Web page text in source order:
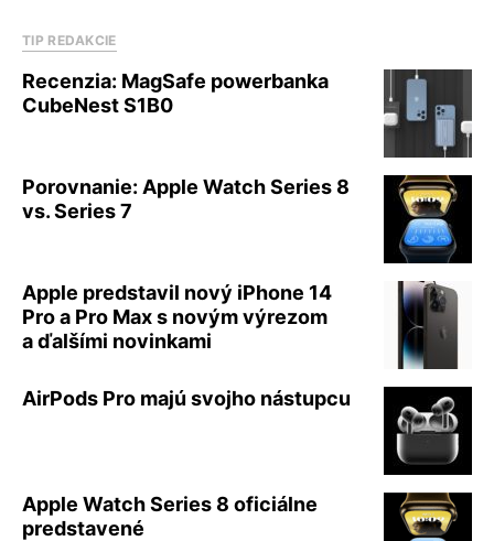
TIP REDAKCIE
Recenzia: MagSafe powerbanka
CubeNest S1B0
Porovnanie: Apple Watch Series 8
vs. Series 7
Apple predstavil nový iPhone 14
Pro a Pro Max s novým výrezom
a ďalšími novinkami
AirPods Pro majú svojho nástupcu
Apple Watch Series 8 oficiálne
predstavené